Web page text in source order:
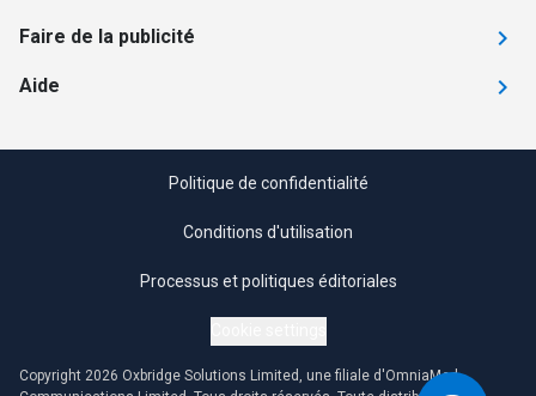
Faire de la publicité
Aide
Politique de confidentialité
Conditions d'utilisation
Processus et politiques éditoriales
Copyright 2026 Oxbridge Solutions Limited, une filiale d'OmniaMed